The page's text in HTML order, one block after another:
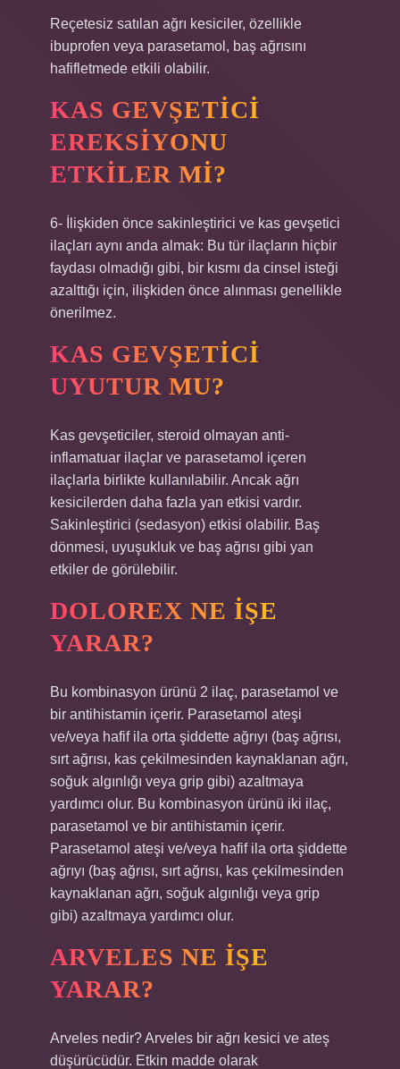
Reçetesiz satılan ağrı kesiciler, özellikle
ibuprofen veya parasetamol, baş ağrısını
hafifletmede etkili olabilir.
KAS GEVŞETICI
EREKSIYONU
ETKILER MI?
6- İlişkiden önce sakinleştirici ve kas gevşetici
ilaçları aynı anda almak: Bu tür ilaçların hiçbir
faydası olmadığı gibi, bir kısmı da cinsel isteği
azalttığı için, ilişkiden önce alınması genellikle
önerilmez.
KAS GEVŞETICI
UYUTUR MU?
Kas gevşeticiler, steroid olmayan anti-
inflamatuar ilaçlar ve parasetamol içeren
ilaçlarla birlikte kullanılabilir. Ancak ağrı
kesicilerden daha fazla yan etkisi vardır.
Sakinleştirici (sedasyon) etkisi olabilir. Baş
dönmesi, uyuşukluk ve baş ağrısı gibi yan
etkiler de görülebilir.
DOLOREX NE IŞE
YARAR?
Bu kombinasyon ürünü 2 ilaç, parasetamol ve
bir antihistamin içerir. Parasetamol ateşi
ve/veya hafif ila orta şiddette ağrıyı (baş ağrısı,
sırt ağrısı, kas çekilmesinden kaynaklanan ağrı,
soğuk algınlığı veya grip gibi) azaltmaya
yardımcı olur. Bu kombinasyon ürünü iki ilaç,
parasetamol ve bir antihistamin içerir.
Parasetamol ateşi ve/veya hafif ila orta şiddette
ağrıyı (baş ağrısı, sırt ağrısı, kas çekilmesinden
kaynaklanan ağrı, soğuk algınlığı veya grip
gibi) azaltmaya yardımcı olur.
ARVELES NE IŞE
YARAR?
Arveles nedir? Arveles bir ağrı kesici ve ateş
düşürücüdür. Etkin madde olarak